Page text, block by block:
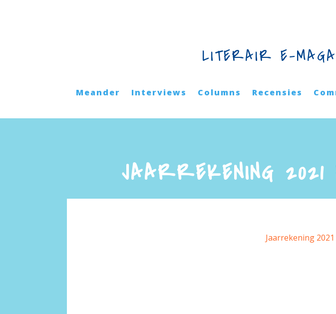
LITERAIR E-
Meander Interviews Columns Recensies
JAARREKENING
Jaarrekening